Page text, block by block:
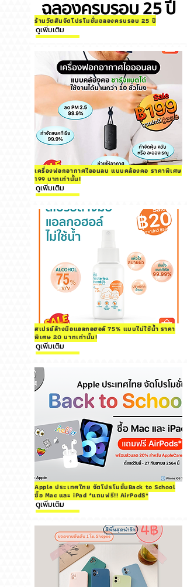
ร้านวัตสันจัดโปรโมชั่นฉลองครบรอบ 25 ปี
ดูเพิ่มเติม
เครื่องฟอกอากาศไออนลบ แบบคล้องคอ ราคาพิเศษ
199 บาทเท่านั้น!
ดูเพิ่มเติม
สเปรย์ล้างมือแอลกอฮอล์ 75% แบบไม่ใช้น้ำ ราคา
พิเศษ 20 บาทเท่านั้น!
ดูเพิ่มเติม
Apple ประเทศไทย จัดโปรโมชั่นBack to School
ซื้อ Mac และ iPad *แถมฟรี!! AirPodS*
ดูเพิ่มเติม